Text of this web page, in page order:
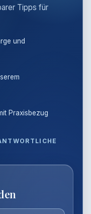
Tipps für
und
Praxisbezug